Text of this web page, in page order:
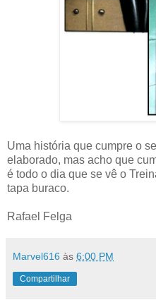
Uma história que cumpre o
elaborado, mas acho que
é todo o dia que se vê o
tapa buraco.
Rafael Felga
Marvel616 às 6:00 PM
Compartilhar